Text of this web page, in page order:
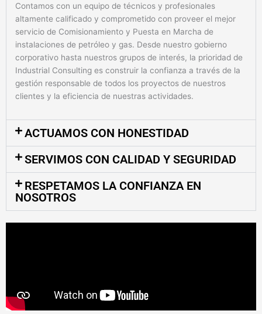
Contamos con un equipo de técnicos y profesionales
altamente calificado y comprometido con proveer el mejor
servicio de Comisionamiento y Puesta en Marcha de
instalaciones de petróleo y gas. Desde nuestro gobierno
corporativo hasta nuestros grupos de interés, la prioridad de
Industrial Consulting es construir la confianza a través de la
gestión responsable de todos los proyectos de nuestros
clientes y la eficiencia de nuestras actividades.
ACTUAMOS CON HONESTIDAD
SERVIMOS CON CALIDAD Y SEGURIDAD
RESPETAMOS LA CONFIANZA EN
NOSOTROS